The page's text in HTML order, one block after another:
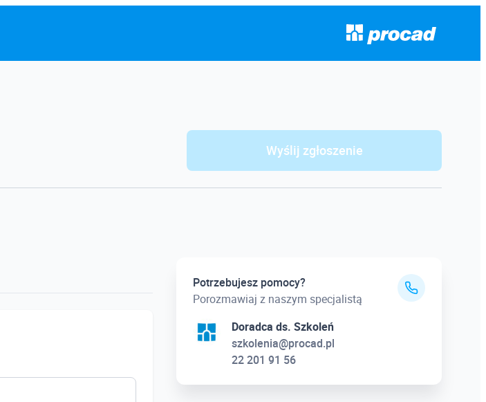
Wyślij zgłoszenie
Potrzebujesz pomocy?
Porozmawiaj z naszym specjalistą
Doradca ds. Szkoleń
szkolenia@procad.pl
22 201 91 56